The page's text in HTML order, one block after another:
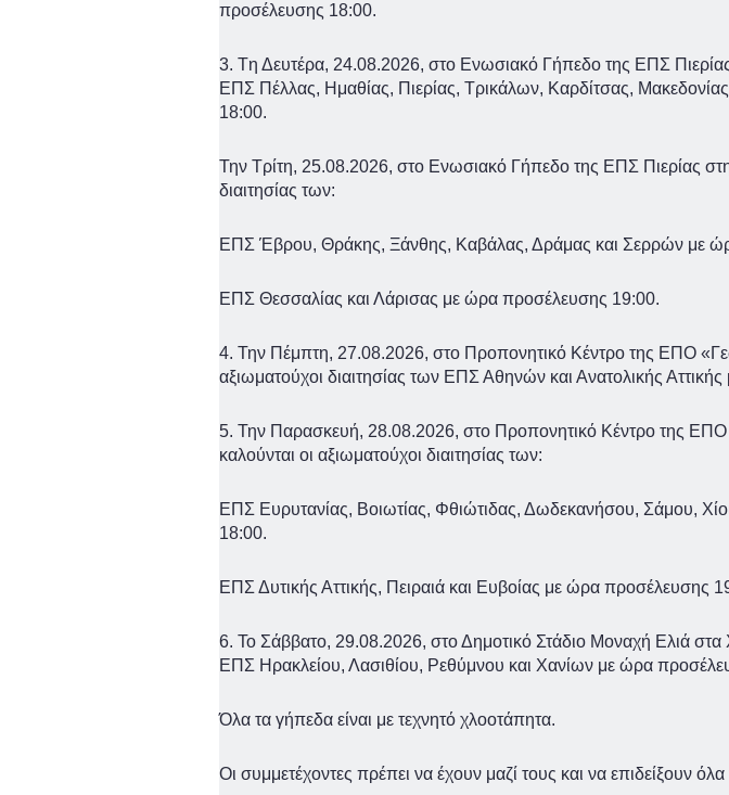
προσέλευσης 18:00.
3. Tη Δευτέρα, 24.08.2026, στο Ενωσιακό Γήπεδο της ΕΠΣ
ΕΠΣ Πέλλας, Ημαθίας, Πιερίας, Τρικάλων, Καρδίτσας,
18:00.
Την Τρίτη, 25.08.2026, στο Ενωσιακό Γήπεδο της ΕΠΣ Πιερίας
διαιτησίας των:
ΕΠΣ Έβρου, Θράκης, Ξάνθης, Καβάλας, Δράμας και Σερρών με
ΕΠΣ Θεσσαλίας και Λάρισας με ώρα προσέλευσης 19:00.
4. Την Πέμπτη, 27.08.2026, στο Προπονητικό Κέντρο της ΕΠΟ
αξιωματούχοι διαιτησίας των ΕΠΣ Αθηνών και Ανατολικής
5. Την Παρασκευή, 28.08.2026, στο Προπονητικό Κέντρο της ΕΠΟ
καλούνται οι αξιωματούχοι διαιτησίας των:
ΕΠΣ Ευρυτανίας, Βοιωτίας, Φθιώτιδας, Δωδεκανήσου, Σάμου,
18:00.
ΕΠΣ Δυτικής Αττικής, Πειραιά και Ευβοίας με ώρα προσέλευσης
6. Το Σάββατο, 29.08.2026, στο Δημοτικό Στάδιο Μοναχή Ελιά στα
ΕΠΣ Ηρακλείου, Λασιθίου, Ρεθύμνου και Χανίων με ώρα
Όλα τα γήπεδα είναι με τεχνητό χλοοτάπητα.
Οι συμμετέχοντες πρέπει να έχουν μαζί τους και να επιδείξουν